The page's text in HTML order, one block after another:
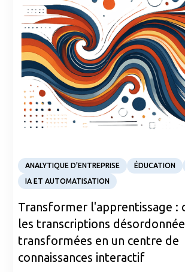
ANALYTIQUE D'ENTREPRISE
ÉDUCATION
IA ET AUTOMATISATION
Transformer l'apprentissage :
les transcriptions
transformées en un centre de
connaissances interactif